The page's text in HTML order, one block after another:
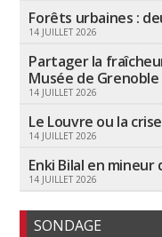
Forêts urbaines :
14 JUILLET 2026
Partager la
Musée de Grenoble
14 JUILLET 2026
Le Louvre ou la
14 JUILLET 2026
Enki Bilal en mineur
14 JUILLET 2026
SONDAGE